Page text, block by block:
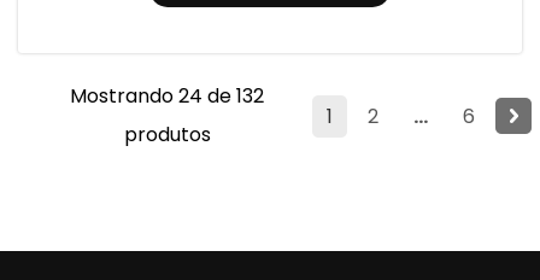
1 2 ... 6
Mostrando 24 de 132
produtos